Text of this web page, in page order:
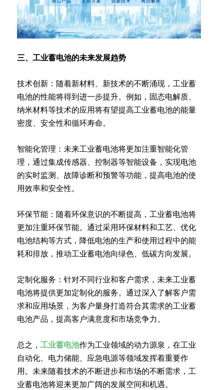
三、工业蓄电池的未来发展趋势
技术创新：随着新材料、新技术的不断涌现，工业蓄
电池的性能将得到进一步提升。例如，固态电解质、
纳米材料等技术的应用将有望提高工业蓄电池的能量
密度、安全性和循环寿命。
智能化管理：未来工业蓄电池将更加注重智能化管
理，通过集成传感器、控制器等智能设备，实现电池
的实时监测、故障诊断和预警等功能，提高电池的使
用效率和安全性。
环保节能：随着环保意识的不断提高，工业蓄电池将
更加注重环保节能。通过采用环保材料和工艺、优化
电池结构等方式，降低电池的生产和使用过程中的能
耗和排放，推动工业蓄电池向绿色、低碳方向发展。
定制化服务：针对不同行业和客户需求，未来工业蓄
电池将提供更加定制化的服务。通过深入了解客户需
求和应用场景，为客户量身打造符合其需求的工业蓄
电池产品，提高客户满意度和市场竞争力。
总之， 工业蓄电池作为工业领域的动力源泉，在工业
自动化、电力储能、应急电源等领域发挥着重要作
用。未来随着技术的不断进步和市场的不断需求，工
业蓄电池将迎来更加广阔的发展空间和机遇。